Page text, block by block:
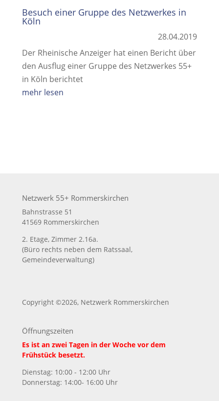
Besuch einer Gruppe des Netzwerkes in
Köln
28.04.2019
Der Rheinische Anzeiger hat einen Bericht über
den Ausflug einer Gruppe des Netzwerkes 55+
in Köln berichtet
mehr lesen
Netzwerk 55+ Rommerskirchen
Bahnstrasse 51
41569 Rommerskirchen
2. Etage, Zimmer 2.16a.
(Büro rechts neben dem Ratssaal,
Gemeindeverwaltung)
Copyright ©2026, Netzwerk Rommerskirchen
Öffnungszeiten
Es ist an zwei Tagen in der Woche vor dem
Frühstück besetzt.
Dienstag: 10:00 - 12:00 Uhr
Donnerstag: 14:00- 16:00 Uhr